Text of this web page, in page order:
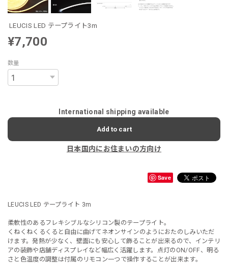
LEUCIS LED テープライト3m
¥7,700
数量
International shipping available
Add to cart
日本国内にお住まいの方向け
Save
LEUCIS LED テープライト 3m
柔軟性のあるフレキシブルなシリコン製のテープライト。
くねくねくるくると自由に曲げてネオンサインのようにおたのしみいただ
けます。発熱が少なく、壁面にも安心して飾ることが出来るので、インテリ
アの装飾や店舗ディスプレイなど幅広く活躍します。点灯のON/OFF、明る
さと色温度の調整は付属のリモコン一つで操作することが出来ます。